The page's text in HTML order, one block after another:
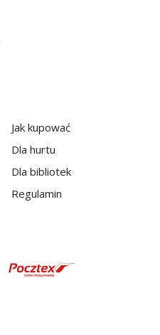
Jak kupować
Dla hurtu
Dla bibliotek
Regulamin